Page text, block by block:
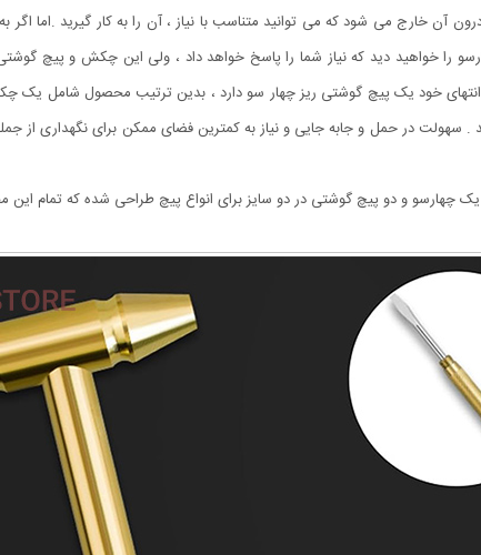
خارج می شود که می توانید متناسب با نیاز ، آن را به کار گیرید .اما
را خواهید دید که نیاز شما را پاسخ خواهد داد ، ولی این چکش و پیچ
خود یک پیچ گوشتی ریز چهار سو دارد ، بدین ترتیب محصول شامل یک
. سهولت در حمل و جابه جایی و نیاز به کمترین فضای ممکن برای نگهداری
و دو پیچ گوشتی در دو سایز برای انواع پیچ طراحی شده که تمام